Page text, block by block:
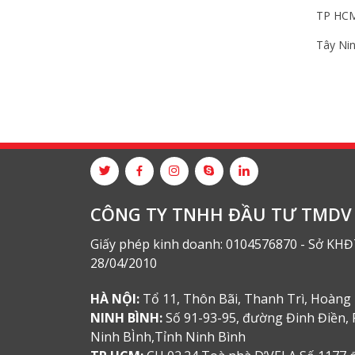
TP
Tây
CÔNG TY TNHH ĐẦU TƯ
Giấy phép kinh doanh: 0104576870 - Sở
28/04/2010
HÀ NỘI: Tổ 11, Thôn Bãi, Thanh Trì, Hoàng
NINH BÌNH:Số 91-93-95, đường Đinh Điền,
Ninh BÌnh,Tỉnh Ninh Bình